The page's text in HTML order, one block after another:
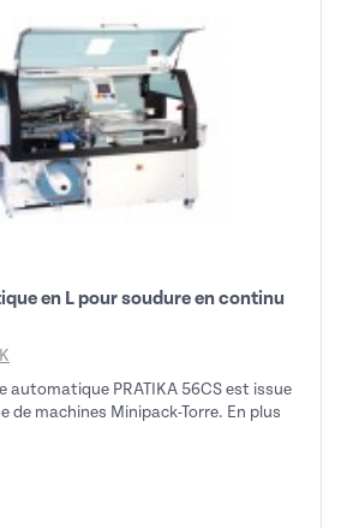
en L pour soudure en continu
automatique PRATIKA 56CS est issue
de machines Minipack-Torre. En plus